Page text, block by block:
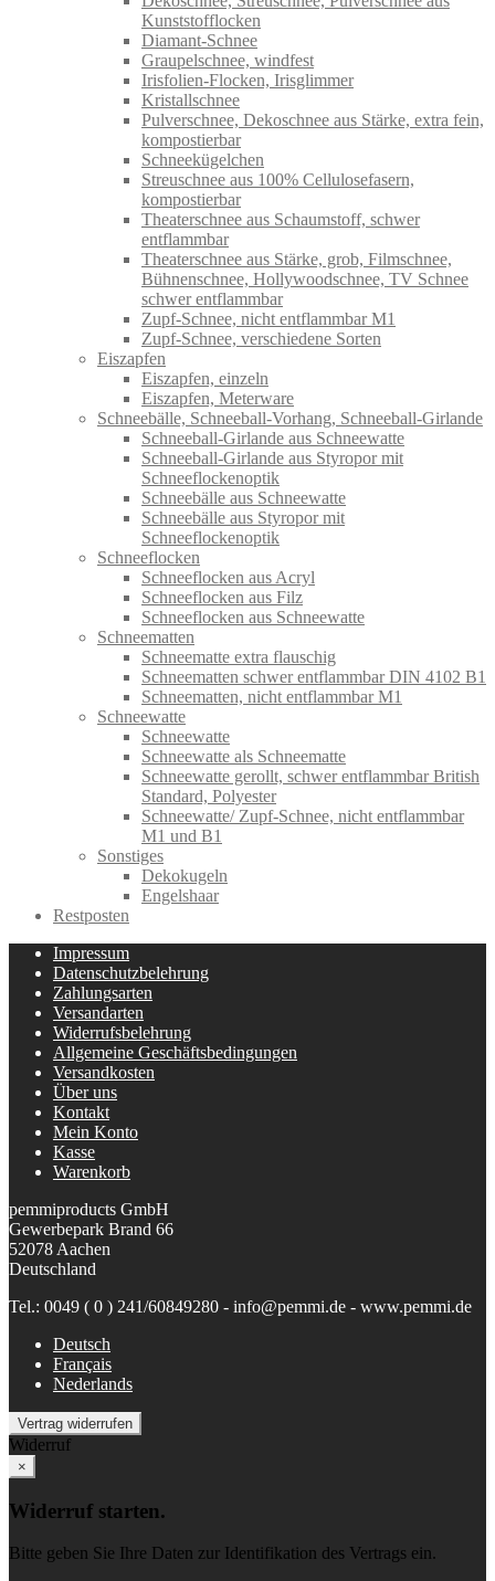
Kunststofflocken
Diamant-Schnee
Graupelschnee, windfest
Irisfolien-Flocken, Irisglimmer
Kristallschnee
Pulverschnee, Dekoschnee aus Stärke, extra fein,
kompostierbar
Schneekügelchen
Streuschnee aus 100% Cellulosefasern,
kompostierbar
Theaterschnee aus Schaumstoff, schwer
entflammbar
Theaterschnee aus Stärke, grob, Filmschnee,
Bühnenschnee, Hollywoodschnee, TV Schnee
schwer entflammbar
Zupf-Schnee, nicht entflammbar M1
Zupf-Schnee, verschiedene Sorten
Eiszapfen
Eiszapfen, einzeln
Eiszapfen, Meterware
Schneebälle, Schneeball-Vorhang, Schneeball-Girlande
Schneeball-Girlande aus Schneewatte
Schneeball-Girlande aus Styropor mit
Schneeflockenoptik
Schneebälle aus Schneewatte
Schneebälle aus Styropor mit
Schneeflockenoptik
Schneeflocken
Schneeflocken aus Acryl
Schneeflocken aus Filz
Schneeflocken aus Schneewatte
Schneematten
Schneematte extra flauschig
Schneematten schwer entflammbar DIN 4102 B1
Schneematten, nicht entflammbar M1
Schneewatte
Schneewatte
Schneewatte als Schneematte
Schneewatte gerollt, schwer entflammbar British
Standard, Polyester
Schneewatte/ Zupf-Schnee, nicht entflammbar
M1 und B1
Sonstiges
Dekokugeln
Engelshaar
Restposten
Impressum
Datenschutzbelehrung
Zahlungsarten
Versandarten
Widerrufsbelehrung
Allgemeine Geschäftsbedingungen
Versandkosten
Über uns
Kontakt
Mein Konto
Kasse
Warenkorb
pemmiproducts GmbH
Gewerbepark Brand 66
52078 Aachen
Deutschland
Tel.: 0049 ( 0 ) 241/60849280 - info@pemmi.de - www.pemmi.de
Deutsch
Français
Nederlands
Vertrag widerrufen
Widerruf
×
Widerruf starten.
Bitte geben Sie Ihre Daten zur Identifikation des Vertrags ein.